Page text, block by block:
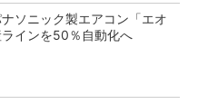
ソニック製エアコン「エオ
インを50％自動化へ